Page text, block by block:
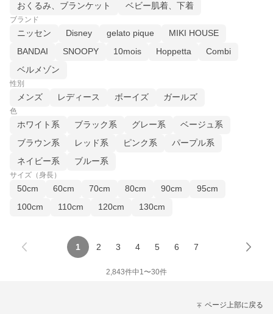
おくるみ、ブランケット
ベビー肌着、下着
ブランド
ニッセン Disney gelato pique
MIKI HOUSE
BANDAI
SNOOPY 10mois Hoppetta
Combi
ベルメゾン
性別
メンズ レディース ボーイズ ガールズ
色
ホワイト系 ブラック系 グレー系
ベージュ系
ブラウン系
レッド系 ピンク系
パープル系
ネイビー系
ブルー系
サイズ（身長）
50cm 60cm 70cm 80cm 90cm
95cm
100cm
110cm 120cm 130cm
1 2 3 4 5 6 7
2,843件中1〜30件
ページ上部に戻る